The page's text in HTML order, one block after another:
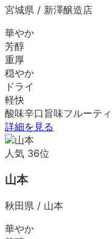
宮城県 / 新澤醸造店
華やか
芳醇
重厚
穏やか
ドライ
軽快
酸味辛口 旨味フルーティ
詳細を見る
人気 36位
山本
秋田県 / 山本
華やか